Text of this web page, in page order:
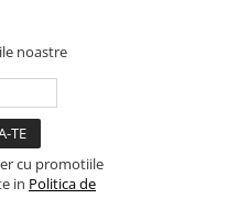
noastre
cu promotiile
in Politica de